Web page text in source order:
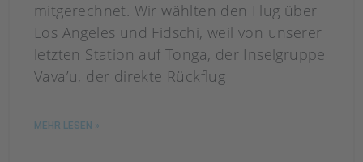
mitgerechnet. Wir wählten den Flug über
Los Angeles und Fidschi, weil von unserer
letzten Station auf Tonga, der Inselgruppe
Vava’u, der direkte Rückflug
MEHR LESEN »